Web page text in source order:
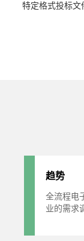
特定格式投标文
趋势
全流程电
业的需求